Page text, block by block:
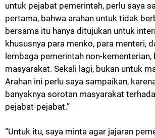
untuk pejabat pemerintah, perlu saya
pertama, bahwa arahan untuk tidak
bersama itu hanya ditujukan untuk
khususnya para menko, para menteri,
lembaga pemerintah non-kementerian,
masyarakat. Sekali lagi, bukan untuk
Arahan ini perlu saya sampaikan,
banyaknya sorotan masyarakat
pejabat-pejabat.”
“Untuk itu, saya minta agar jajaran